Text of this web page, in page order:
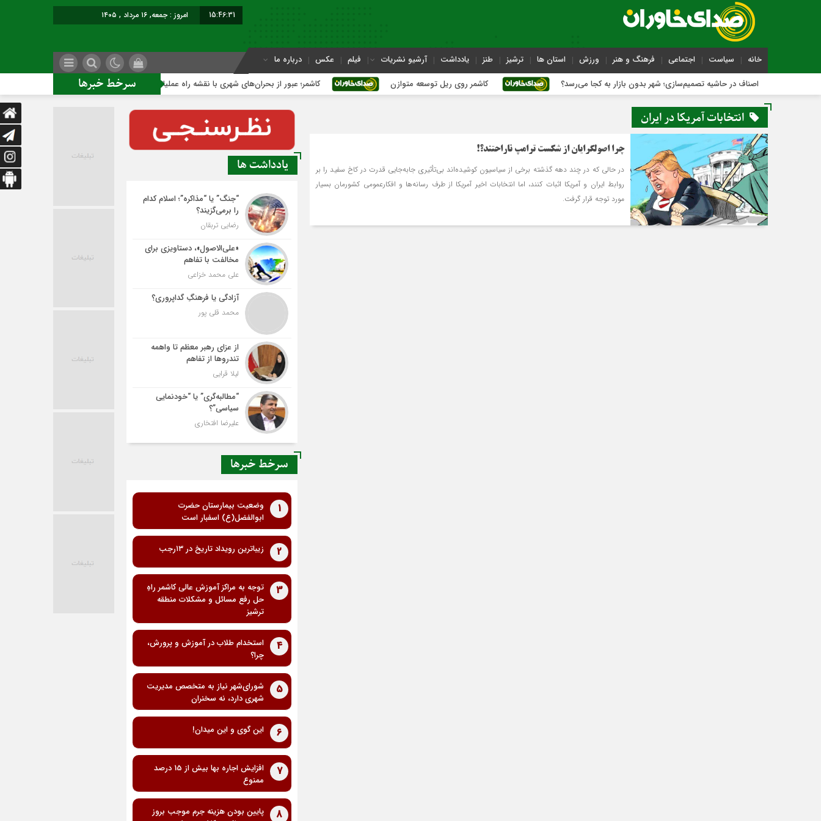
15:46:32 امروز : جمعه, ۱۶ مرداد , ۱۴۰۵
خانه سیاست اجتماعی فرهنگ و هنر ورزش استان ها ترشیز طنز یادداشت آرشیو نشریات فیلم عکس درباره ما
سرخط خبرها اصناف در حاشیه تصمیم‌سازی؛ شهر بدون بازار به کجا می‌رسد؟ کاشمر روی ریل توسعه متوازن کاشمر؛ عبور از بحران‌های شهری با نقشه راه عملیاتی ساخت ساختمان اداری جدید ممنوع؛
انتخابات آمریکا در ایران
چرا اصولگرایان از شکست ترامپ ناراحتند؟!
در حالی که در چند دهه گذشته برخی از سیاسیون کوشیده‌اند بی‌تأثیری جابه‌جایی قدرت در کاخ سفید را بر
روابط ایران و آمریکا اثبات کنند، اما ‌انتخابات اخیر آمریکا از طرف رسانه‌ها و افکارعمومی کشورمان بسیار
مورد توجه قرار گرفت.
یادداشت ها
“جنگ” یا “مذاکره”؛ اسلام کدام
را برمی‌گزیند؟
رضایی تربقان
«علی‌الاصول»، دستاویزی برای
مخالفت با تفاهم
علی محمد خزاعی
آزادگی یا فرهنگِ گداپروری؟
محمد قلی پور
از عزای رهبر معظم تا واهمه
تندروها از تفاهم
لیلا قرایی
“مطالبه‌گری” یا “خودنمایی
سیاسی”؟
علیرضا افتخاری
سرخط خبرها
1
وضعیت بیمارستان حضرت
ابوالفضل(ع) اسفبار است
2 زیباترین رویداد تاریخ در ۱۳رجب
3
توجه به مراکز آموزش عالی کاشمر راهِ
حل رفع مسائل و مشکلات منطقه
ترشیز
4
استخدام طلاب در آموزش و پرورش،
چرا؟
5
شورای‌شهر نیاز به متخصص مدیریت
شهری دارد، نه سخنران
6 این گوی و این میدان!
7
افزایش اجاره بها بیش از 15 درصد
ممنوع
8
پایین بودن هزینه جرم موجب بروز